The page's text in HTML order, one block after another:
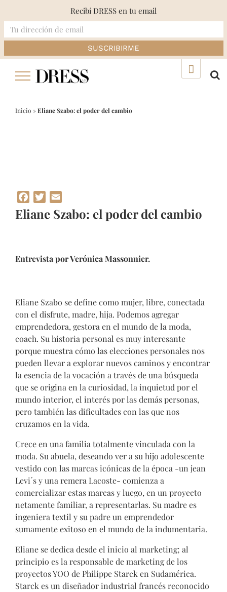
Inicio »Eliane Szabo: el poder del cambio
Facebook
Twitter
Eliane Szabo: el poder del cambio
Entrevista por Verónica Massonnier.
Eliane Szabo se define como mujer, libre, conectada
con el disfrute, madre, hija. Podemos agregar
emprendedora, gestora en el mundo de la moda,
coach. Su historia personal es muy interesante
porque muestra cómo las elecciones personales nos
pueden llevar a explorar nuevos caminos y encontrar
la esencia de la vocación a través de una búsqueda
que se origina en la curiosidad, la inquietud por el
mundo interior, el interés por las demás personas,
pero también las dificultades con las que nos
cruzamos en la vida.
Crece en una familia totalmente vinculada con la
moda. Su abuela, deseando ver a su hijo adolescente
vestido con las marcas icónicas de la época -un jean
Levi´s y una remera Lacoste- comienza a
comercializar estas marcas y luego, en un proyecto
netamente familiar, a representarlas. Su madre es
ingeniera textil y su padre un emprendedor
sumamente exitoso en el mundo de la indumentaria.
Eliane se dedica desde el inicio al marketing; al
principio es la responsable de marketing de los
proyectos YOO de Philippe Starck en Sudamérica.
Starck es un diseñador industrial francés reconocido
Recibí DRESS en tu email